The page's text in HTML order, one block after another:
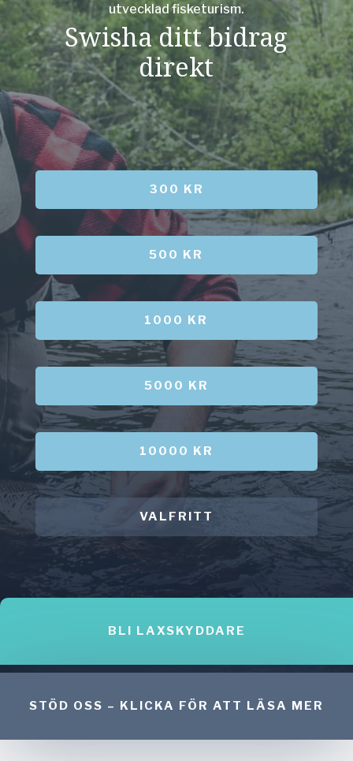
utvecklad fisketurism.
Swisha ditt bidrag
direkt
300 KR
500 KR
1000 KR
5000 KR
10000 KR
VALFRITT
BLI LAXSKYDDARE
STÖD OSS – KLICKA FÖR ATT LÄSA MER